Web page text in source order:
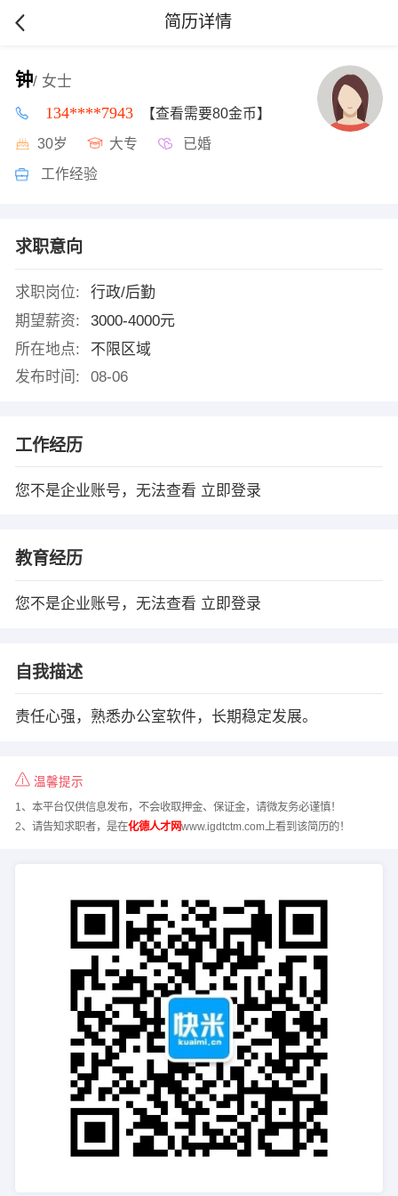
简历详情
钟/ 女士
134****7943 【查看需要80金币】
30岁 大专 已婚
工作经验
求职意向
求职岗位:
行政/后勤
期望薪资:
3000-4000元
所在地点:
不限区域
发布时间:
08-06
工作经历
您不是企业账号，无法查看 立即登录
教育经历
您不是企业账号，无法查看 立即登录
自我描述
责任心强，熟悉办公室软件，长期稳定发展。
温馨提示
1、本平台仅供信息发布，不会收取押金、保证金，请微友务必谨慎！
2、请告知求职者，是在化德人才网www.igdtctm.com上看到该简历的！